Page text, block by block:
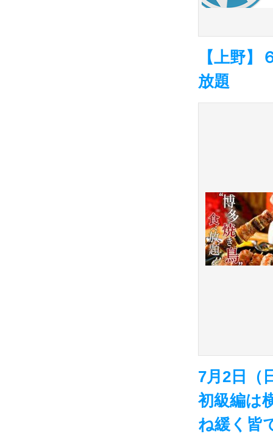
【上野
放題
7月2日（
初級編は
ね緩く皆